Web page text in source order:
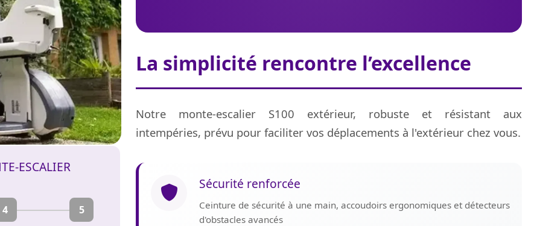
ESCALIER
4 5
La simplicité rencontre l’excellence
Notre monte-escalier S100 extérieur, robuste et résistant aux
intempéries, prévu pour faciliter vos déplacements à l'extérieur chez vous.
Sécurité renforcée
Ceinture de sécurité à une main, accoudoirs ergonomiques et détecteurs
d'obstacles avancés